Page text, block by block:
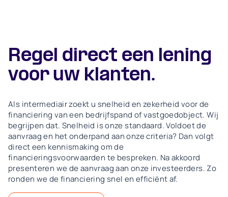
Regel direct een lening
voor uw klanten.
Als intermediair zoekt u snelheid en zekerheid voor de
financiering van een bedrijfspand of vastgoedobject. Wij
begrijpen dat. Snelheid is onze standaard. Voldoet de
aanvraag en het onderpand aan onze criteria? Dan volgt
direct een kennismaking om de
financieringsvoorwaarden te bespreken. Na akkoord
presenteren we de aanvraag aan onze investeerders. Zo
ronden we de financiering snel en efficiënt af.